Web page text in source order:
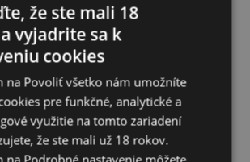
že ste mali 18
vyjadrite sa k
cookies
na Povoliť všetko nám umožníte
pre funkčné, analytické a
využitie na tomto zariadení
že ste mali už 18 rokov.